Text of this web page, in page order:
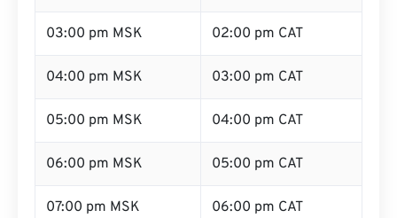
03:00 pm MSK 02:00 pm CAT
04:00 pm MSK 03:00 pm CAT
05:00 pm MSK 04:00 pm CAT
06:00 pm MSK 05:00 pm CAT
07:00 pm MSK 06:00 pm CAT